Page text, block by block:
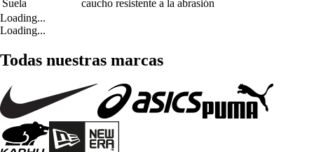
Suela
caucho resistente a la abrasión
Loading...
Loading...
Todas nuestras marcas